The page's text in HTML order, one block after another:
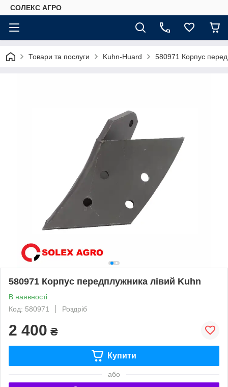
СОЛЕКС АГРО
Товари та послуги Kuhn-Huard 580971 Корпус
580971 Корпус передплужника лівий Kuhn
В наявності
Код: 580971
Роздріб
2 400 ₴
Купити
або